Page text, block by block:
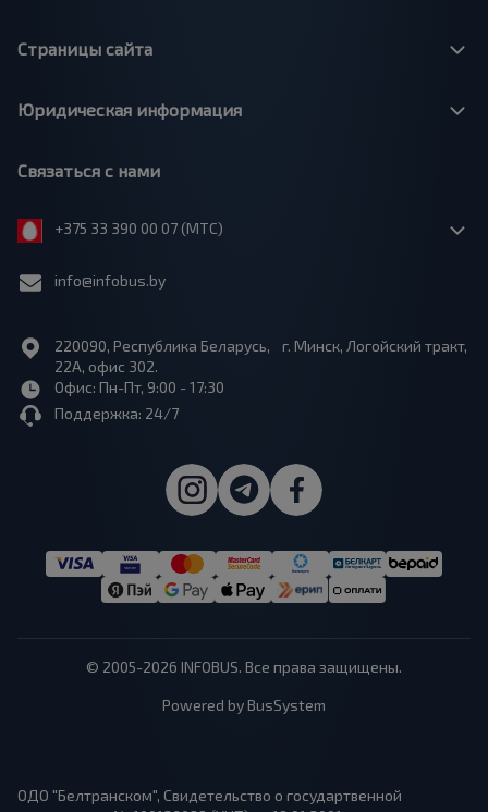
Страницы сайта
Юридическая информация
Связаться с нами
+375 33 390 00 07 (МТС)
info@infobus.by
220090, Республика Беларусь, г. Минск, Логойский тракт,
22А, офис 302.
Офис: Пн-Пт, 9:00 - 17:30
Поддержка: 24/7
© 2005-2026 INFOBUS. Все права защищены.
Powered by BusSystem
ОДО "Белтранском", Свидетельство о государтвенной